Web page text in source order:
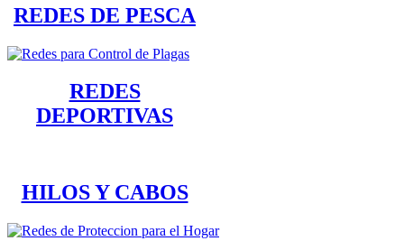
REDES DE PESCA
REDES
DEPORTIVAS
HILOS Y CABOS